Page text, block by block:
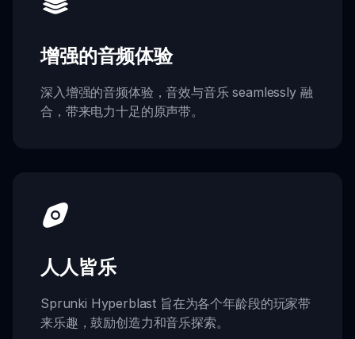
增强的音频体验
深入增强的音频体验，音效与音乐 seamlessly 融
合，带来电力十足的原声带。
人人皆乐
Sprunki Hyperblast 旨在为各个年龄段的玩家带
来乐趣，鼓励创造力和音乐探索。